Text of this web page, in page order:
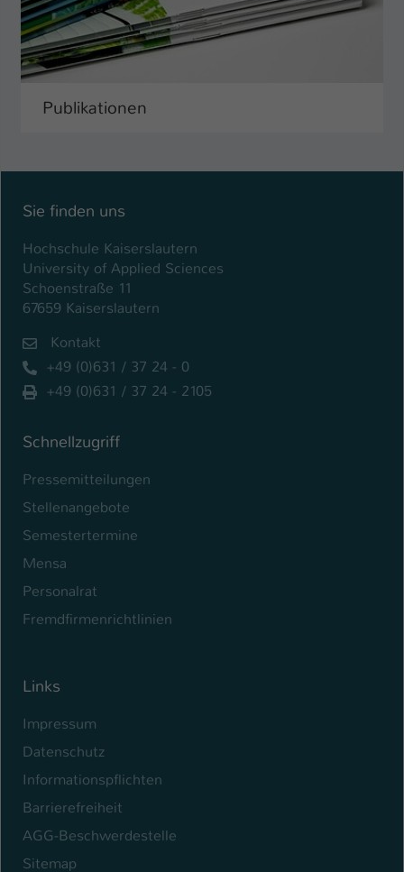
Publikationen
Sie finden uns
Hochschule Kaiserslautern
University of Applied Sciences
Schoenstraße 11
67659 Kaiserslautern
Kontakt
+49 (0)631 / 37 24 - 0
+49 (0)631 / 37 24 - 2105
Schnellzugriff
Pressemitteilungen
Stellenangebote
Semestertermine
Mensa
Personalrat
Fremdfirmenrichtlinien
Links
Impressum
Datenschutz
Informationspflichten
Barrierefreiheit
AGG-Beschwerdestelle
Sitemap